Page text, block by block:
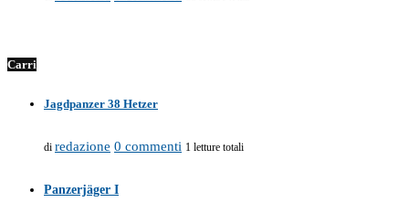
Carri
Jagdpanzer 38 Hetzer
di redazione 0 commenti 1 letture totali
Panzerjäger I